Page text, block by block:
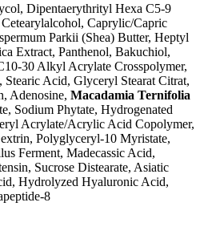
Dipentaerythrityl Hexa C5-9
Caprylic/Capric
Parkii (Shea) Butter, Heptyl
Extract, Panthenol, Bakuchiol,
30 Alkyl Acrylate Crosspolymer,
Acid, Glyceryl Stearat Citrat,
Adenosine, Macadamia Ternifolia
Sodium Phytate, Hydrogenated
Acrylate/Acrylic Acid Copolymer,
Polyglyceryl-10 Myristate,
Ferment, Madecassic Acid,
Sucrose Distearate, Asiatic
Hydrolyzed Hyaluronic Acid,
8